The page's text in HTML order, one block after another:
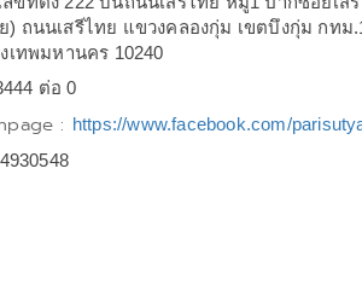
) ถนนเสรีไทย แขวงคลองกุ่ม เขตบึงกุ่ม กทม
เทพมหานคร 10240
ต่อ 0
: https://www.facebook.com/